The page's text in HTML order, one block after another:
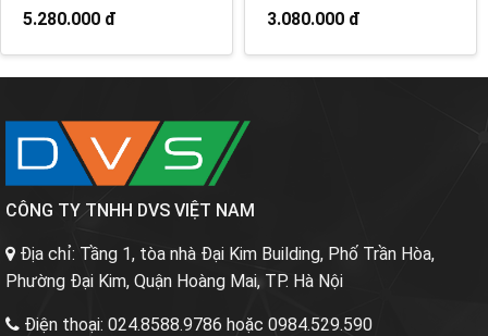
5.280.000 đ 3.080.000 đ
CÔNG TY TNHH DVS VIỆT NAM
Địa chỉ: Tầng 1, tòa nhà Đại Kim Building, Phố Trần Hòa,
Phường Đại Kim, Quận Hoàng Mai, TP. Hà Nội
Điện thoại: 024.8588.9786 hoặc 0984.529.590